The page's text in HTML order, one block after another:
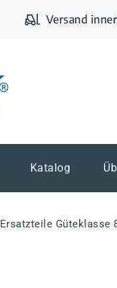
Versand
Katalog
Ersatzteile Güteklasse